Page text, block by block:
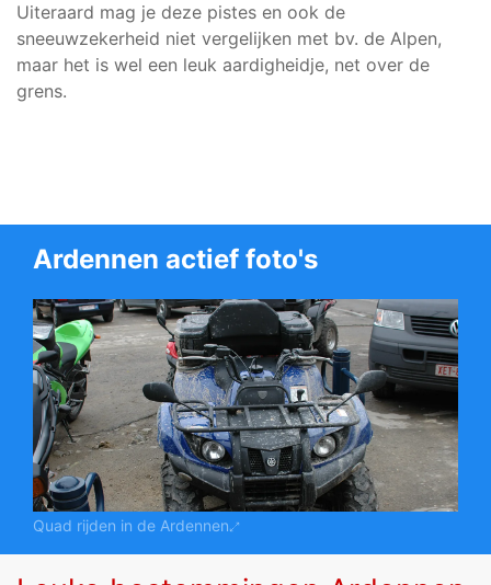
Uiteraard mag je deze pistes en ook de
sneeuwzekerheid niet vergelijken met bv. de Alpen,
maar het is wel een leuk aardigheidje, net over de
grens.
Ardennen actief foto's
Quad rijden in de Ardennen